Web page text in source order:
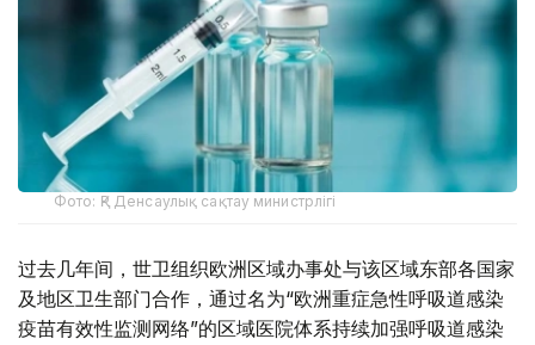
Фото: ҚР Денсаулық сақтау министрлігі
过去几年间，世卫组织欧洲区域办事处与该区域东部各国家
及地区卫生部门合作，通过名为“欧洲重症急性呼吸道感染
疫苗有效性监测网络”的区域医院体系持续加强呼吸道感染